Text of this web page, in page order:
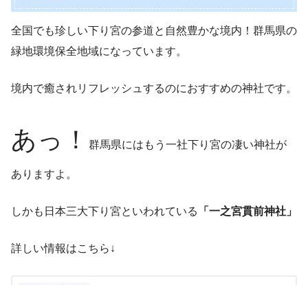
全国でも珍しい下り宮の参道と自然豊かな境内！群馬県の
緑地環境保全地域になっています。
境内で癒されリフレッシュするのにおすすめの神社です。
あっ！ 群馬県にはもう一社下り宮の凄い神社が
ありますよ。
しかも日本三大下り宮といわれている 「一之宮貫前神社」
詳しい情報はこちら↓